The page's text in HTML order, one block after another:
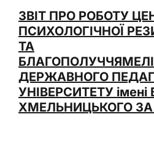
ЗВІТ ПРО РОБОТУ
ПСИХОЛОГІЧНОЇ
ТА
ДЕРЖАВНОГО
УНІВЕРСИТЕТУ
ХМЕЛЬНИЦЬКОГО ЗА